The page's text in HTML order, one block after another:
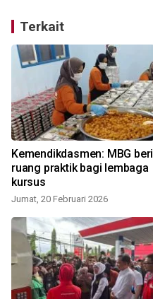
Terkait
Kemendikdasmen: MBG beri
ruang praktik bagi lembaga
kursus
Jumat, 20 Februari 2026